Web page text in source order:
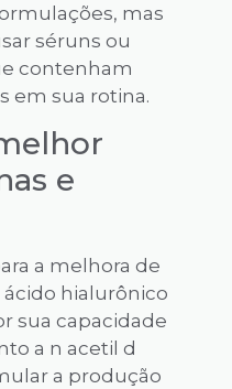
mas
séruns ou
contenham
em sua rotina.
e
a melhora de
ácido hialurônico
sua capacidade
a n acetil d
a produção